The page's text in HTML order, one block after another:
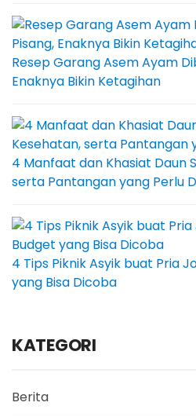
Resep Garang Asem Ayam
Enaknya Bikin Ketagihan
4 Manfaat dan Khasiat Daun
serta Pantangan yang Perlu
4 Tips Piknik Asyik buat Pria
yang Bisa Dicoba
KATEGORI
Berita